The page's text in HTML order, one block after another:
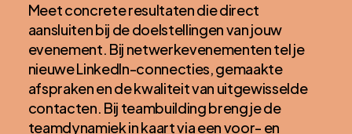
Meet concrete resultaten die direct
aansluiten bij de doelstellingen van jouw
evenement. Bij netwerkevenementen tel je
nieuwe LinkedIn-connecties, gemaakte
afspraken en de kwaliteit van uitgewisselde
contacten. Bij teambuilding breng je de
teamdynamiek in kaart via een voor- en